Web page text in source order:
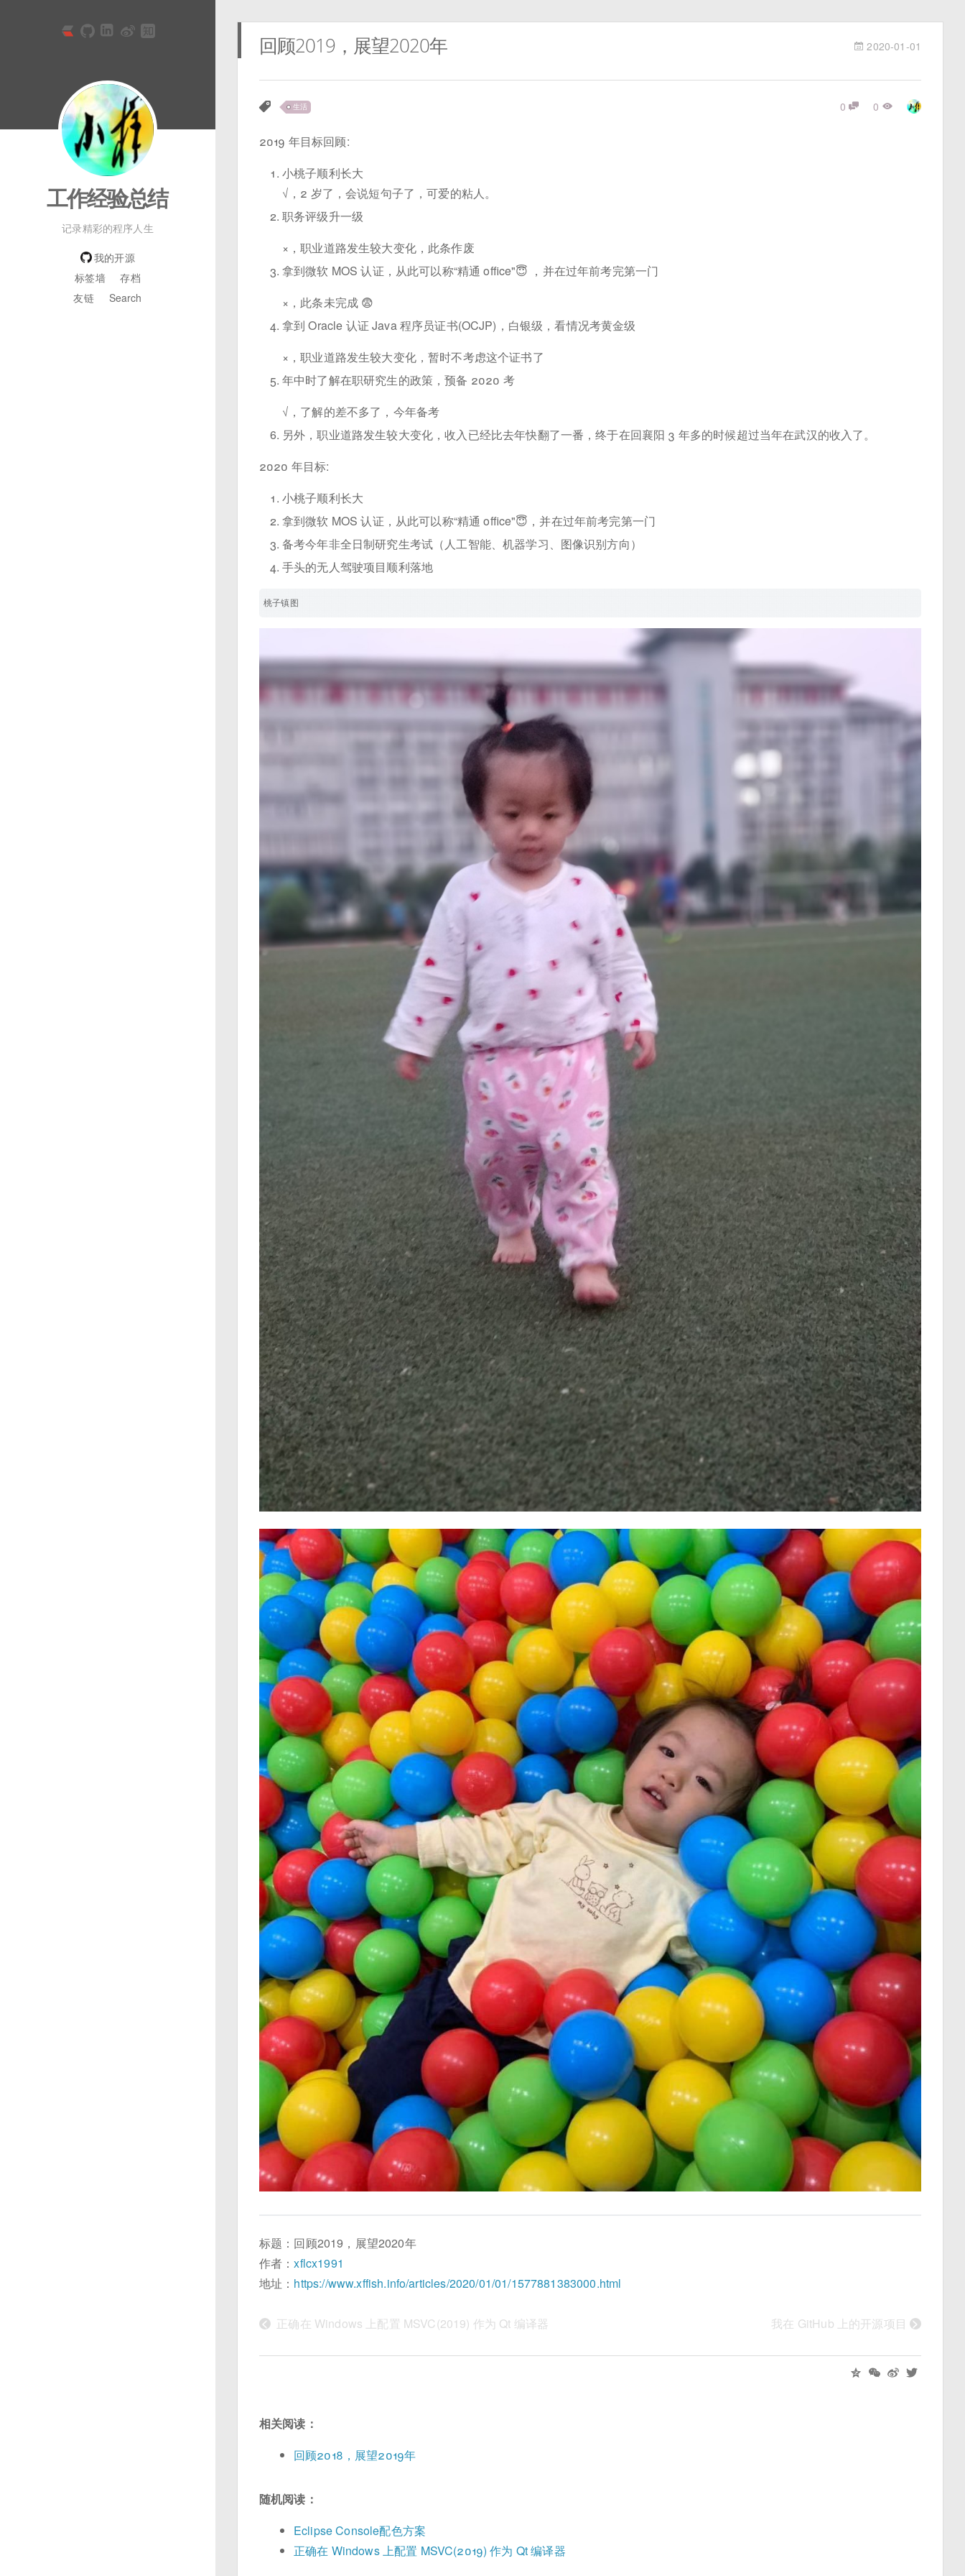
工作经验总结
记录精彩的程序人生
我的开源
标签墙
存档
友链
Search
回顾2019，展望2020年 2020-01-01
生活 0 0
2019 年目标回顾:
小桃子顺利长大
√，2 岁了，会说短句子了，可爱的粘人。
职务评级升一级
×，职业道路发生较大变化，此条作废
拿到微软 MOS 认证，从此可以称“精通 office"😇 ，并在过年前考完第一门
×，此条未完成 😨
拿到 Oracle 认证 Java 程序员证书(OCJP)，白银级，看情况考黄金级
×，职业道路发生较大变化，暂时不考虑这个证书了
年中时了解在职研究生的政策，预备 2020 考
√，了解的差不多了，今年备考
另外，职业道路发生较大变化，收入已经比去年快翻了一番，终于在回襄阳 3 年多的时候超过当年在武汉的收入了。
2020 年目标:
小桃子顺利长大
拿到微软 MOS 认证，从此可以称“精通 office"😇，并在过年前考完第一门
备考今年非全日制研究生考试（人工智能、机器学习、图像识别方向）
手头的无人驾驶项目顺利落地
标题：回顾2019，展望2020年
作者：xflcx1991
地址： https://www.xffish.info/articles/2020/01/01/1577881383000.html
< 正确在 Windows 上配置 MSVC(2019) 作为 Qt 编译器 我在 GitHub 上的开源项目 >
相关阅读：
回顾2018，展望2019年
随机阅读：
Eclipse Console配色方案
正确在 Windows 上配置 MSVC(2019) 作为 Qt 编译器